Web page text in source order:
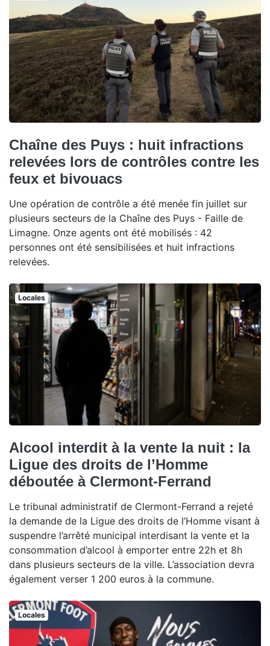
Chaîne des Puys : huit infractions
relevées lors de contrôles contre les
feux et bivouacs
Une opération de contrôle a été menée fin juillet sur
plusieurs secteurs de la Chaîne des Puys - Faille de
Limagne. Onze agents ont été mobilisés : 42
personnes ont été sensibilisées et huit infractions
relevées.
Locales
Alcool interdit à la vente la nuit : la
Ligue des droits de l’Homme
déboutée à Clermont-Ferrand
Le tribunal administratif de Clermont-Ferrand a rejeté
la demande de la Ligue des droits de l’Homme visant à
suspendre l’arrêté municipal interdisant la vente et la
consommation d’alcool à emporter entre 22h et 8h
dans plusieurs secteurs de la ville. L’association devra
également verser 1 200 euros à la commune.
Locales